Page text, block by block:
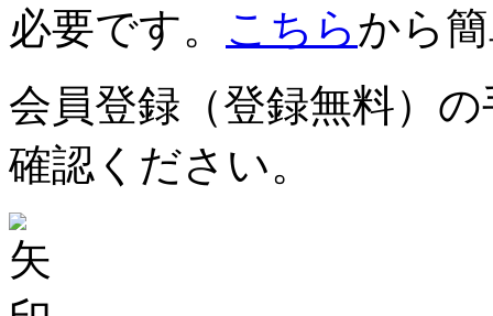
必要です。 こちらから
会員登録（登録無料）
確認ください。